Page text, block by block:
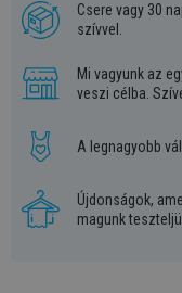
Csere vagy 30
szívvel.
Mi vagyunk az
veszi célba.
A legnagyobb
Újdonságok,
magunk